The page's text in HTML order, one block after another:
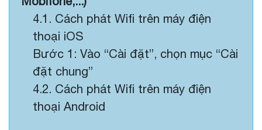
4.1. Cách phát Wifi trên máy điện
thoại iOS
Bước 1: Vào “Cài đặt”, chọn mục “Cài
đặt chung”
4.2. Cách phát Wifi trên máy điện
thoại Android